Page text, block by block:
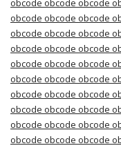
obcode obcode obcode
obcode obcode obcode
obcode obcode obcode
obcode obcode obcode
obcode obcode obcode
obcode obcode obcode
obcode obcode obcode
obcode obcode obcode
obcode obcode obcode
obcode obcode obcode